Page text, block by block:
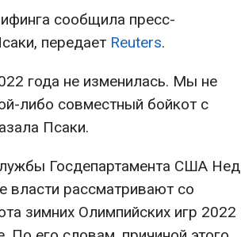
сообщила пресс-
передает Reuters.
года не изменилась. Мы не
либо совместный бойкот с
Псаки.
Госдепартамента США Нед
власти рассматривают со
зимних Олимпийских игр 2022